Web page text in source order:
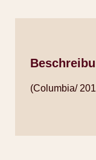
(Columbia/